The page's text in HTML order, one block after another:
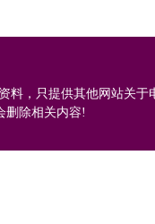
料，只提供其他网站关
删除相关内容!